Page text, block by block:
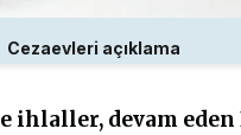
Cezaevleri açıklama
ihlaller, devam